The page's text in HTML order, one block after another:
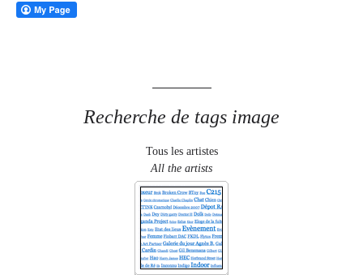
Recherche de tags image
Tous les artistes
All the artists